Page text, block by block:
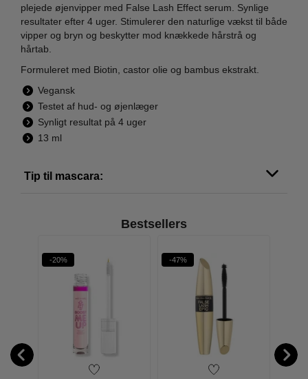
plejede øjenvipper med False Lash Effect serum. Synlige
resultater efter 4 uger. Stimulerer den naturlige vækst til både
vipper og bryn og beskytter mod knækkede hårstrå og
hårtab.
Formuleret med Biotin, castor olie og bambus ekstrakt.
Vegansk
Testet af hud- og øjenlæger
Synligt resultat på 4 uger
13 ml
Tip til mascara:
Bestsellers
-20% -47%